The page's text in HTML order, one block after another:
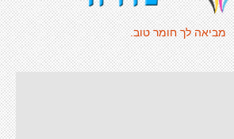
מביאה לך חומר טוב.